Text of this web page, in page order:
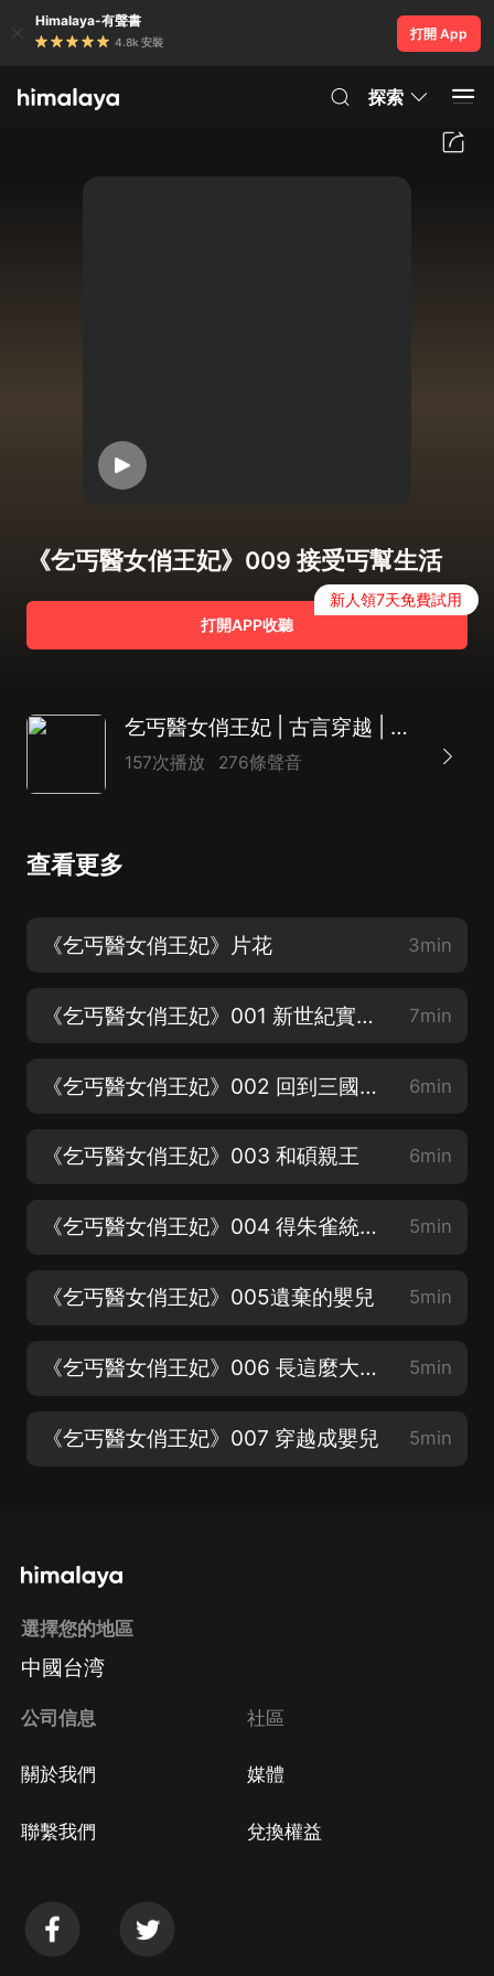
Himalaya-有聲書
4.8k 安裝
打開 App
探索
《乞丐醫女俏王妃》009 接受丐幫生活
打開APP收聽
新人領7天免費試用
乞丐醫女俏王妃 | 古言穿越 | 多人有聲劇
157次播放 276條聲音
查看更多
《乞丐醫女俏王妃》片花 3min
《乞丐醫女俏王妃》001 新世紀實習醫生 7min
《乞丐醫女俏王妃》002 回到三國時期？ 6min
《乞丐醫女俏王妃》003 和碩親王 6min
《乞丐醫女俏王妃》004 得朱雀統天下 5min
《乞丐醫女俏王妃》005遺棄的嬰兒 5min
《乞丐醫女俏王妃》006 長這麼大了還尿床 5min
《乞丐醫女俏王妃》007 穿越成嬰兒 5min
選擇您的地區
中國台湾
公司信息
關於我們
聯繫我們
社區
媒體
兌換權益